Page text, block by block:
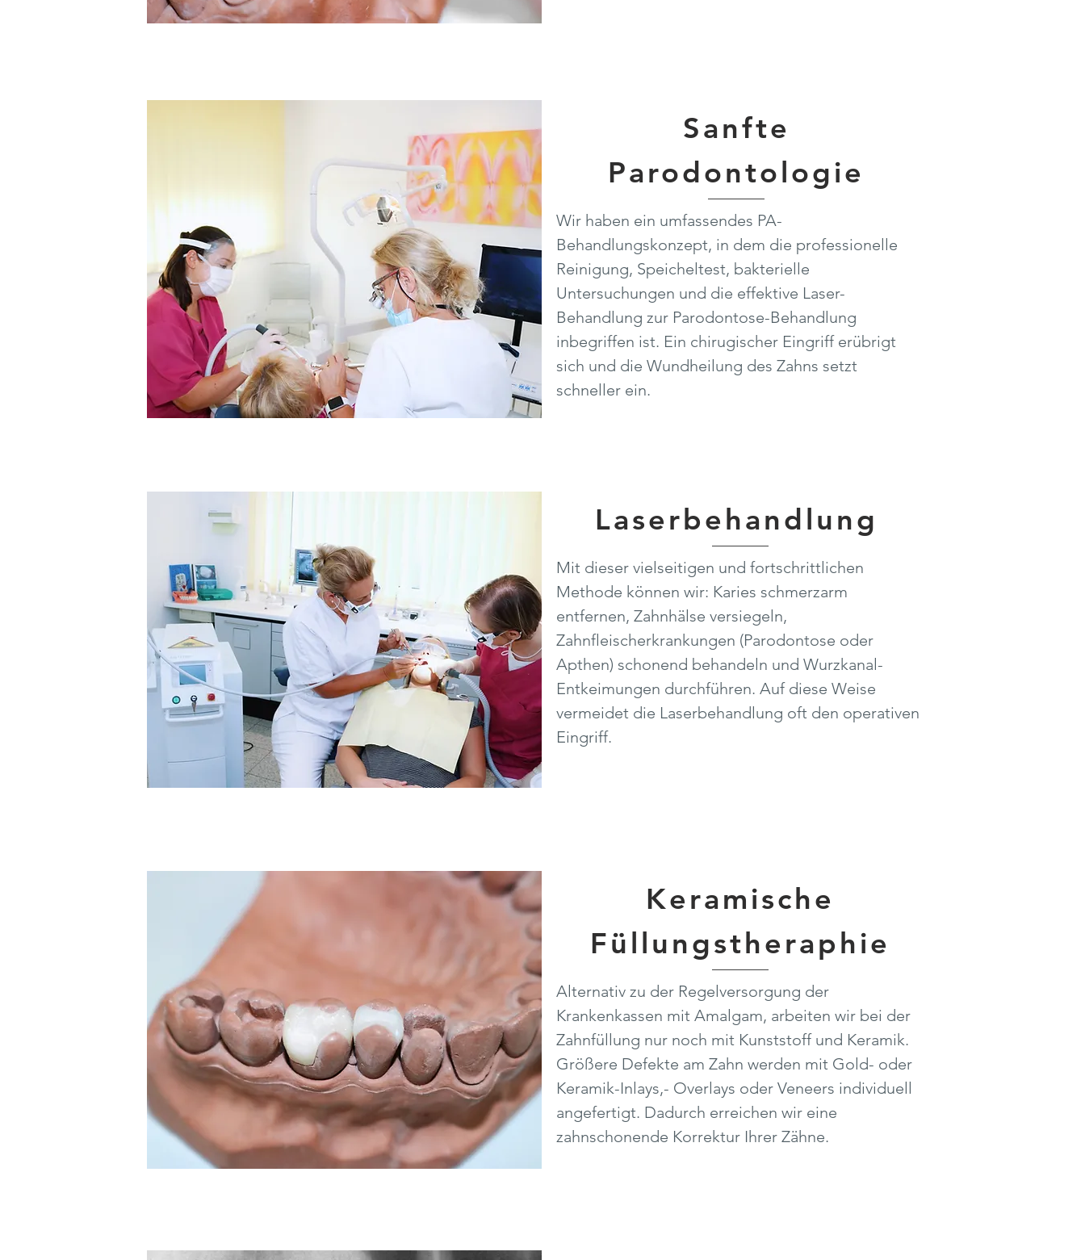
Sanfte
Parodontologie
Wir haben ein umfassendes PA-
Behandlungskonzept, in dem die professionelle
Reinigung, Speicheltest, bakterielle
Untersuchungen und die effektive Laser-
Behandlung zur Parodontose-Behandlung
inbegriffen ist. Ein chirugischer Eingriff erübrigt
sich und die Wundheilung des Zahns setzt
schneller ein.
Laserbehandlung
Mit dieser vielseitigen und fortschrittlichen
Methode können wir: Karies schmerzarm
entfernen, Zahnhälse versiegeln,
Zahnfleischerkrankungen (Parodontose oder
Apthen) schonend behandeln und Wurzkanal-
Entkeimungen durchführen. Auf diese Weise
vermeidet die Laserbehandlung oft den operativen
Eingriff.
Keramische
Füllungstheraphie
Alternativ zu der Regelversorgung der
Krankenkassen mit Amalgam, arbeiten wir bei der
Zahnfüllung nur noch mit Kunststoff und Keramik.
Größere Defekte am Zahn werden mit Gold- oder
Keramik-Inlays,- Overlays oder Veneers individuell
angefertigt. Dadurch erreichen wir eine
zahnschonende Korrektur Ihrer Zähne.